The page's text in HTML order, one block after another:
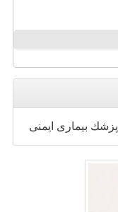
پزشك بیماری ایمنی